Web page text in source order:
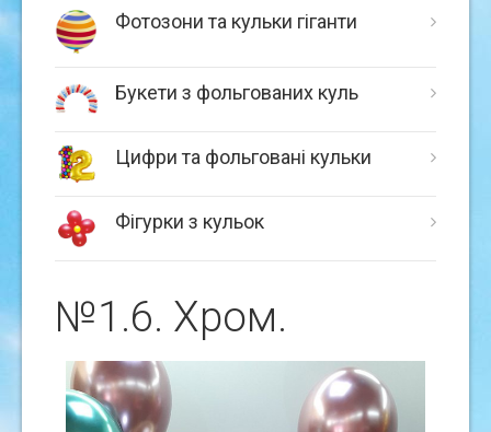
Фотозони та кульки гіганти
Букети з фольгованих куль
Цифри та фольговані кульки
Фігурки з кульок
№1.6. Хром.